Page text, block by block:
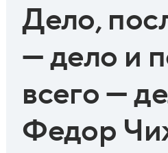
Дело,
— дело и
всего —
Федор